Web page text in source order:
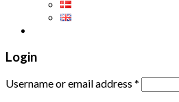
Login
Username or email address *